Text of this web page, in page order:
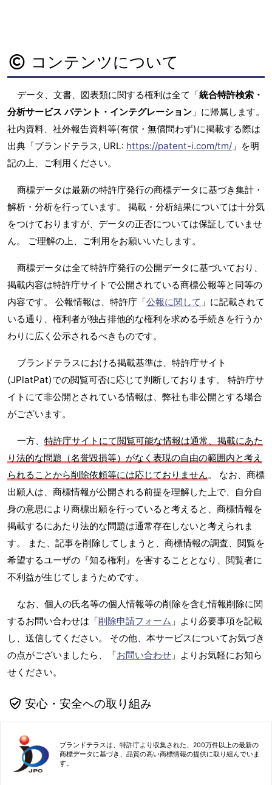
コンテンツについて
データ、文書、図表類に関する権利は全て「統合特許検索・
分析サービス パテント・インテグレーション 」に帰属します。
社内資料、社外報告資料等(有償・無償問わず)に掲載する際は
出典「ブランドテラス, URL: https://patent-i.com/tm/ 」を明
記の上、ご利用ください。
商標データは最新の特許庁発行の商標データに基づき集計・
解析・分析を行っています。 掲載・分析結果については十分気
をつけておりますが、データの正否については保証していませ
ん。 ご理解の上、ご利用をお願いいたします。
商標データは全て特許庁発行の公開データに基づいており、
掲載内容は特許庁サイトで公開されている商標公報等と同等の
内容です。 公報情報は、特許庁「公報に関して 」に記載されて
いる通り、権利者が独占排他的な権利を求める手続きを行うか
わりに広く公示されるべきものです。
ブランドテラスにおける掲載基準は、特許庁サイト
(JPlatPat)での閲覧可否に応じて判断しております。 特許庁サ
イトにて非公開とされている情報は、弊社も非公開とする場合
がございます。
一方、 特許庁サイトにて閲覧可能な情報は通常、掲載にあた
り法的な問題（名誉毀損等）がなく表現の自由の範囲内と考え
られることから削除依頼等には応じておりません。 なお、商標
出願人は、商標情報が公開される前提を理解した上で、自分自
身の意思により商標出願を行っていると考えると、商標情報を
掲載するにあたり法的な問題は通常存在しないと考えられま
す。 また、記事を削除してしまうと、商標情報の調査、閲覧を
希望するユーザの『知る権利』を害することとなり、閲覧者に
不利益が生じてしまうためです。
なお、個人の氏名等の個人情報等の削除を含む情報削除に関
するお問い合わせは「削除申請フォーム 」より必要事項を記載
し、送信してください。 その他、本サービスについてお気づき
の点がございましたら、「お問い合わせ 」よりお気軽にお知ら
せください。
安心・安全への取り組み
ブランドテラスは、特許庁より収集された、200万件以上の最新の
商標データに基づき、品質の高い商標情報の提供に取り組んでいま
す。